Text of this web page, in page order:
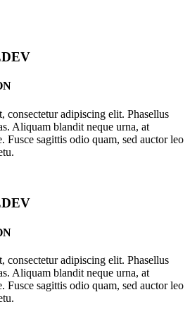
consectetur adipiscing elit. Phasellus
Aliquam blandit neque urna, at
Fusce sagittis odio quam, sed auctor leo
consectetur adipiscing elit. Phasellus
Aliquam blandit neque urna, at
Fusce sagittis odio quam, sed auctor leo